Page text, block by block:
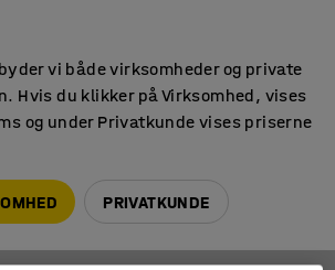
vi både virksomheder og private
Hvis du klikker på Virksomhed, vises
og under Privatkunde vises priserne
PRIVATKUNDE